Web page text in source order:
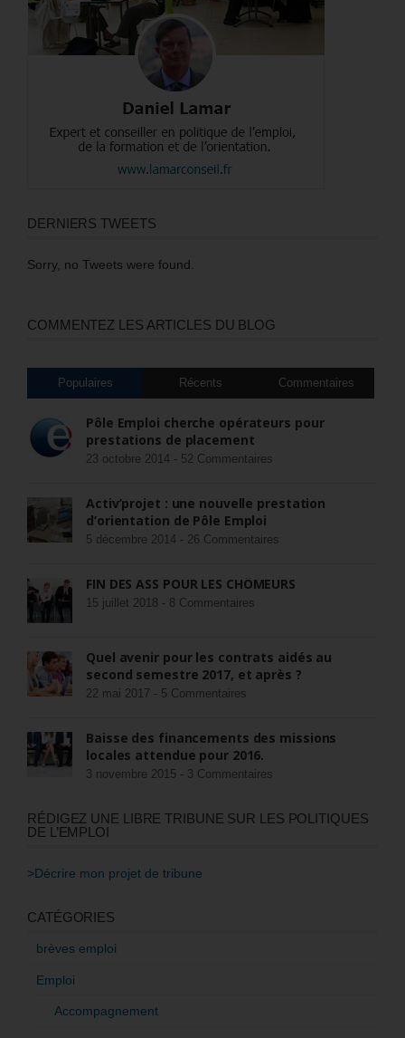
DERNIERS TWEETS
Sorry, no Tweets were found.
COMMENTEZ LES ARTICLES DU BLOG
Populaires Récents Commentaires
Pôle Emploi cherche opérateurs pour
prestations de placement
23 octobre 2014 - 52 Commentaires
Activ’projet : une nouvelle prestation
d’orientation de Pôle Emploi
5 décembre 2014 - 26 Commentaires
FIN DES ASS POUR LES CHÔMEURS
15 juillet 2018 - 8 Commentaires
Quel avenir pour les contrats aidés au
second semestre 2017, et après ?
22 mai 2017 - 5 Commentaires
Baisse des financements des missions
locales attendue pour 2016.
3 novembre 2015 - 3 Commentaires
RÉDIGEZ UNE LIBRE TRIBUNE SUR LES POLITIQUES
DE L’EMPLOI
>Décrire mon projet de tribune
CATÉGORIES
brèves emploi
Emploi
Accompagnement